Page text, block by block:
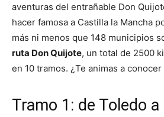
aventuras del entrañable Don
hacer famosa a Castilla la Mancha
más ni menos que 148 municipios
ruta Don Quijote, un total de 2500
en 10 tramos. ¿Te animas a
Tramo 1: de Toledo a